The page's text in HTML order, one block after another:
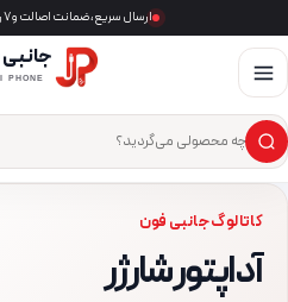
ارسال سریع، ضمانت اصالت و ۷ روز فرصت بررسی کالا
PHONE
جست‌وجوی محصول
×
کاتالوگ جانبی فون
آداپتور شارژر